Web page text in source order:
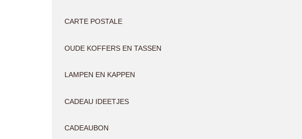
CARTE POSTALE
OUDE KOFFERS EN TASSEN
LAMPEN EN KAPPEN
CADEAU IDEETJES
CADEAUBON